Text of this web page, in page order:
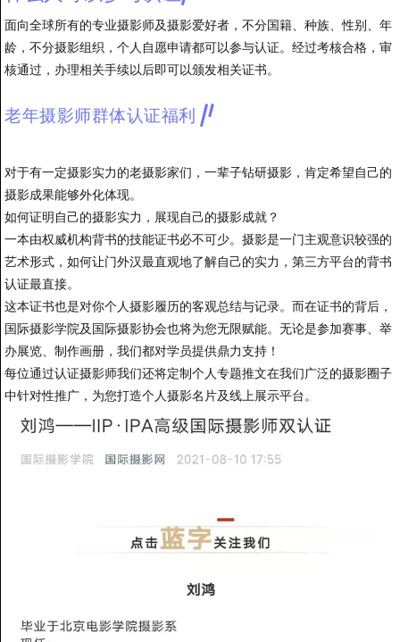
面向全球所有的专业摄影师及摄影爱好者，不分国籍、种族、性别、年
龄，不分摄影组织，个人自愿申请都可以参与认证。经过考核合格，审
核通过，办理相关手续以后即可以颁发相关证书。
老年摄影师群体认证福利
对于有一定摄影实力的老摄影家们，一辈子钻研摄影，肯定希望自己的
摄影成果能够外化体现。
如何证明自己的摄影实力，展现自己的摄影成就？
一本由权威机构背书的技能证书必不可少。摄影是一门主观意识较强的
艺术形式，如何让门外汉最直观地了解自己的实力，第三方平台的背书
认证最直接。
这本证书也是对你个人摄影履历的客观总结与记录。而在证书的背后，
国际摄影学院及国际摄影协会也将为您无限赋能。无论是参加赛事、举
办展览、制作画册，我们都对学员提供鼎力支持！
每位通过认证摄影师我们还将定制个人专题推文在我们广泛的摄影圈子
中针对性推广，为您打造个人摄影名片及线上展示平台。